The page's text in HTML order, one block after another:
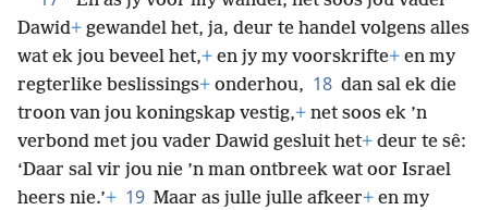
Dawid+ gewandel het, ja, deur te handel volgens alles
wat ek jou beveel het,+ en jy my voorskrifte+ en my
regterlike beslissings+ onderhou, 18 dan sal ek die
troon van jou koningskap vestig,+ net soos ek ’n
verbond met jou vader Dawid gesluit het+ deur te sê:
‘Daar sal vir jou nie ’n man ontbreek wat oor Israel
heers nie.’+ 19 Maar as julle julle afkeer+ en my